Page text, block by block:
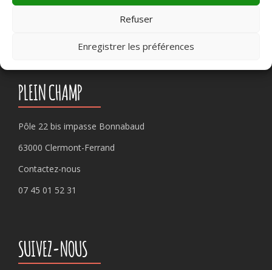
Refuser
Enregistrer les préférences
PLEIN CHAMP
Pôle 22 bis impasse Bonnabaud
63000 Clermont-Ferrand
Contactez-nous
07 45 01 52 31
SUIVEZ-NOUS